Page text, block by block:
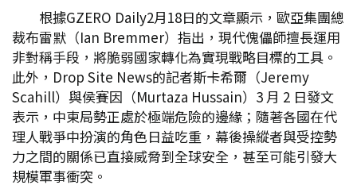
根據GZERO Daily2月18日的文章顯示，歐亞集團總
裁布雷默（Ian Bremmer）指出，現代傀儡師擅長運用
非對稱手段，將脆弱國家轉化為實現戰略目標的工具。
此外，Drop Site News的記者斯卡希爾（Jeremy
Scahill）與侯賽因（Murtaza Hussain）3 月 2 日發文
表示，中東局勢正處於極端危險的邊緣；隨著各國在代
理人戰爭中扮演的角色日益吃重，幕後操縱者與受控勢
力之間的關係已直接威脅到全球安全，甚至可能引發大
規模軍事衝突。